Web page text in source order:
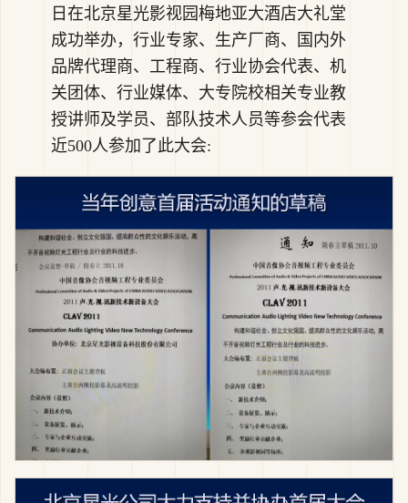
日在北京星光影视园梅地亚大酒店大礼堂
成功举办，行业专家、生产厂商、国内外
品牌代理商、工程商、行业协会代表、机
关团体、行业媒体、大专院校相关专业教
授讲师及学员、部队技术人员等参会代表
近500人参加了此大会: